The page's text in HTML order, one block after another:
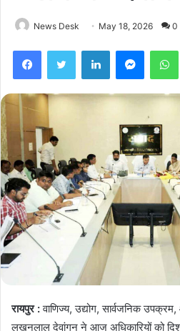
News Desk May 18, 2026 0
रायपुर :वाणिज्य, उद्योग, सार्वजनिक
लखनलाल देवांगन ने आज अधिकारियों को